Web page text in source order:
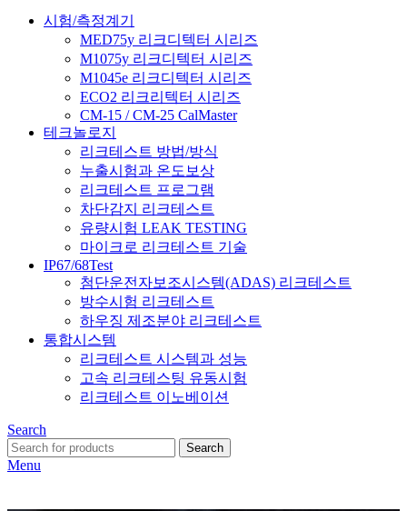
시험/측정계기
MED75y 리크디텍터 시리즈
M1075y 리크디텍터 시리즈
M1045e 리크디텍터 시리즈
ECO2 리크리텍터 시리즈
CM-15 / CM-25 CalMaster
테크놀로지
리크테스트 방법/방식
누출시험과 온도보상
리크테스트 프로그램
차단감지 리크테스트
유량시험 LEAK TESTING
마이크로 리크테스트 기술
IP67/68Test
첨단운전자보조시스템(ADAS) 리크테스트
방수시험 리크테스트
하우징 제조분야 리크테스트
통합시스템
리크테스트 시스템과 성능
고속 리크테스팅 유동시험
리크테스트 이노베이션
Search
Search
Menu